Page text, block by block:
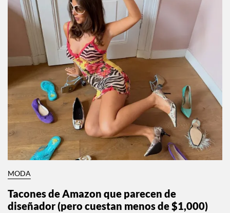
MODA
Tacones de Amazon que parecen de
diseñador (pero cuestan menos de $1,000)